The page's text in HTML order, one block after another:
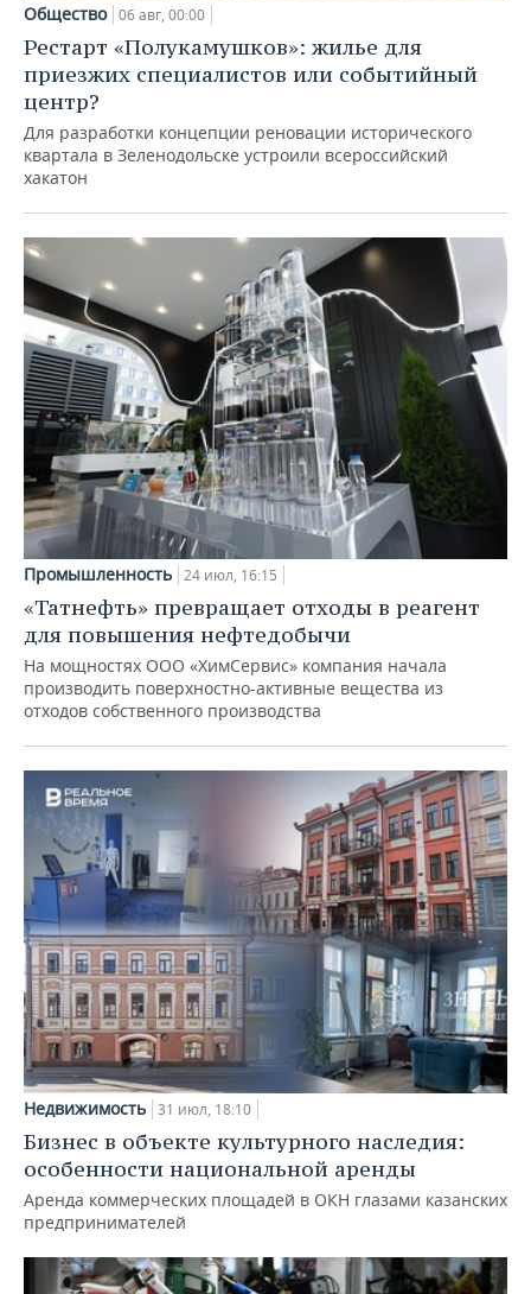
Общество 06 авг, 00:00
Рестарт «Полукамушков»: жилье для
приезжих специалистов или событийный
центр?
Для разработки концепции реновации исторического
квартала в Зеленодольске устроили всероссийский
хакатон
Промышленность 24 июл, 16:15
«Татнефть» превращает отходы в реагент
для повышения нефтедобычи
На мощностях ООО «ХимСервис» компания начала
производить поверхностно-активные вещества из
отходов собственного производства
Недвижимость 31 июл, 18:10
Бизнес в объекте культурного наследия:
особенности национальной аренды
Аренда коммерческих площадей в ОКН глазами казанских
предпринимателей